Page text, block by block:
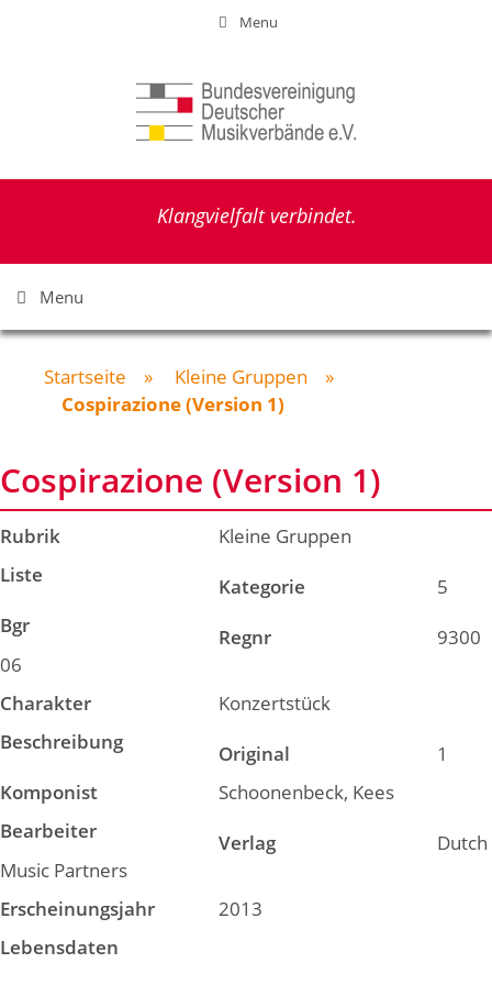
Menu
Klangvielfalt verbindet.
Menu
Startseite » Kleine Gruppen »
Cospirazione (Version 1)
Cospirazione (Version 1)
Rubrik
Kleine Gruppen
Liste
Kategorie
5
Bgr
Regnr
9300
06
Charakter
Konzertstück
Beschreibung
Original
1
Komponist
Schoonenbeck, Kees
Bearbeiter
Verlag
Dutch
Music Partners
Erscheinungsjahr
2013
Lebensdaten